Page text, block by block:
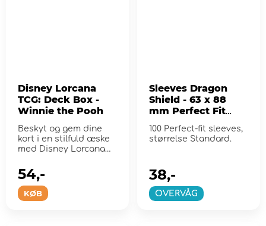
Disney Lorcana
TCG: Deck Box -
Winnie the Pooh
Beskyt og gem dine
kort i en stilfuld æske
med Disney Lorcana
KØB
54,-
Sleeves Dragon
Shield - 63 x 88
mm Perfect Fit
Clear
100 Perfect-fit sleeves,
størrelse Standard.
OVERVÅG
38,-